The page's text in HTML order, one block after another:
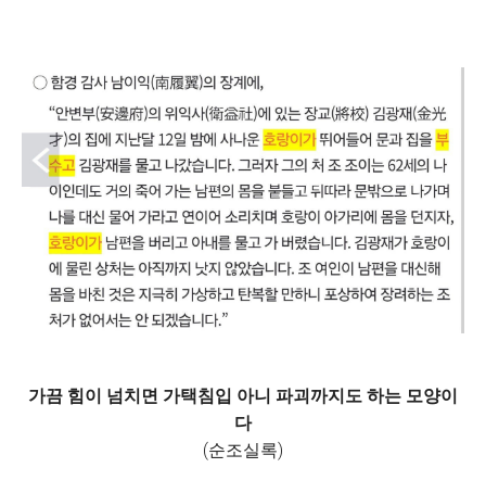
가끔 힘이 넘치면 가택침입 아니 파괴까지도 하는 모양이
다
(순조실록)